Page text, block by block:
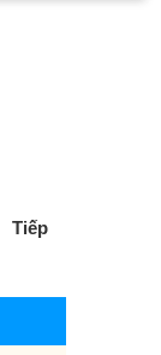
Tiếp